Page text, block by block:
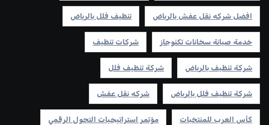
افضل شركه نقل عفش بالرياض تنظيف فلل بالرياض
خدمة صيانة سخانات تكنوجاز شركات تنظيف
شركة تنظيف بالرياض شركة تنظيف فلل
شركة تنظيف فلل بالرياض شركه نقل عفش
كأس العرب للمنتخبات مؤتمر استراتيجيات التحول الرقمي